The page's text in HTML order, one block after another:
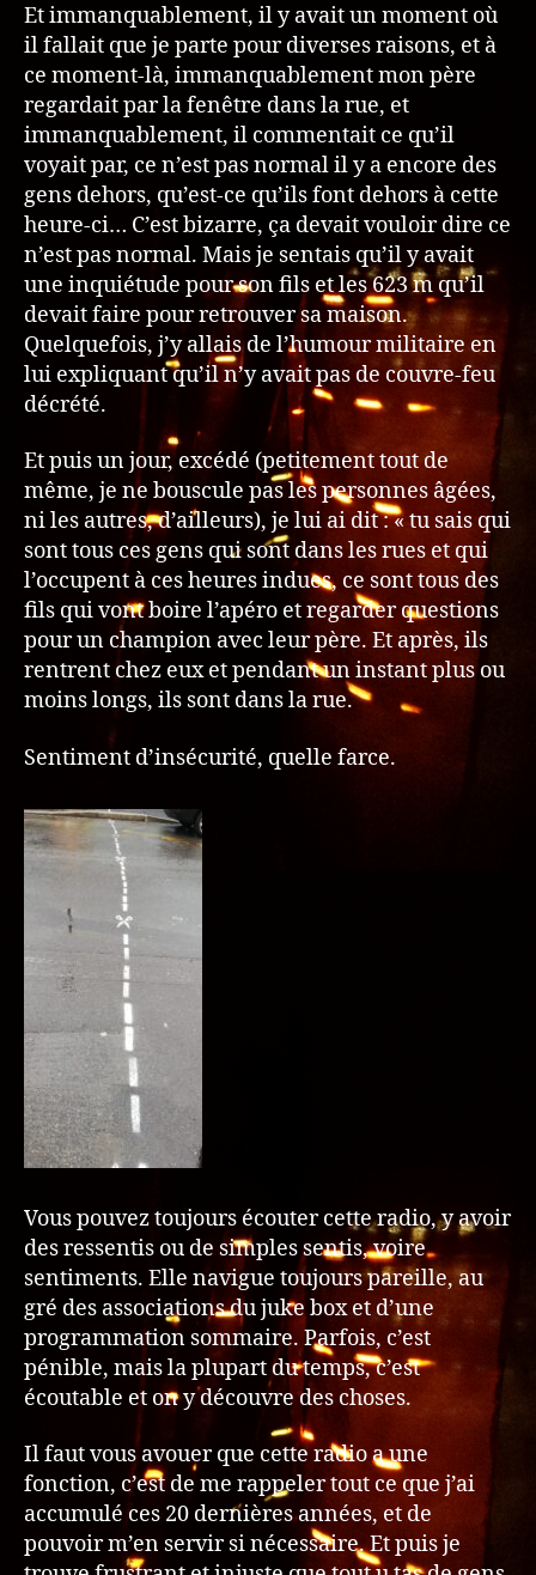
Et immanquablement, il y avait un moment où
il fallait que je parte pour diverses raisons, et à
ce moment-là, immanquablement mon père
regardait par la fenêtre dans la rue, et
immanquablement, il commentait ce qu’il
voyait par, ce n’est pas normal il y a encore des
gens dehors, qu’est-ce qu’ils font dehors à cette
heure-ci… C’est bizarre, ça devait vouloir dire ce
n’est pas normal. Mais je sentais qu’il y avait
une inquiétude pour son fils et les 623 m qu’il
devait faire pour retrouver sa maison.
Quelquefois, j’y allais de l’humour militaire en
lui expliquant qu’il n’y avait pas de couvre-feu
décrété.
Et puis un jour, excédé (petitement tout de
même, je ne bouscule pas les personnes âgées,
ni les autres, d’ailleurs), je lui ai dit : « tu sais qui
sont tous ces gens qui sont dans les rues et qui
l’occupent à ces heures indues, ce sont tous des
fils qui vont boire l’apéro et regarder questions
pour un champion avec leur père. Et après, ils
rentrent chez eux et pendant un instant plus ou
moins longs, ils sont dans la rue.
Sentiment d’insécurité, quelle farce.
Vous pouvez toujours écouter cette radio, y avoir
des ressentis ou de simples sentis, voire
sentiments. Elle navigue toujours pareille, au
gré des associations du juke box et d’une
programmation sommaire. Parfois, c’est
pénible, mais la plupart du temps, c’est
écoutable et on y découvre des choses.
Il faut vous avouer que cette radio a une
fonction, c’est de me rappeler tout ce que j’ai
accumulé ces 20 dernières années, et de
pouvoir m’en servir si nécessaire. Et puis je